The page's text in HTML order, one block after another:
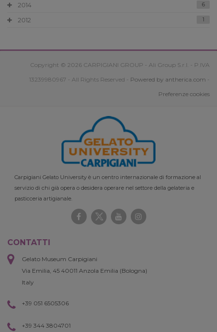
2014 6
2012 1
Copyright © 2026 CARPIGIANI GROUP - Ali Group S.r.l. - P.IVA
13239980967 - All Rights Reserved - Powered by antherica.com -
Preferenze cookies
Carpigiani Gelato University è un centro internazionale di formazione al
servizio di chi già opera o desidera operare nel settore della gelateria e
pasticceria artigianale.
CONTATTI
Gelato Museum Carpigiani
Via Emilia, 45 40011 Anzola Emilia (Bologna)
Italy
+39 051 6505306
+39 344 3804701